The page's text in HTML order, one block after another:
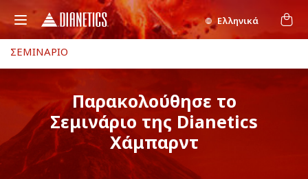
Ελληνικά
ΣΕΜΙΝΑΡΙΟ
Παρακολούθησε το
Σεμινάριο της Dianetics
Χάμπαρντ